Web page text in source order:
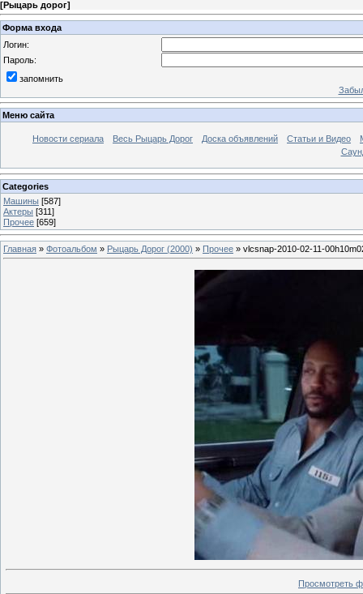
[Рыцарь дорог]
Форма входа
Логин:
Пароль:
запомнить
Меню сайта
Новости сериала Весь Рыцарь Дорог Доска объявлений Статьи и Видео
Categories
Машины [587]
Актеры [311]
Прочее [659]
Главная » Фотоальбом » Рыцарь Дорог (2000) » Прочее » vlcsnap-2010-02-11-
Просмотреть